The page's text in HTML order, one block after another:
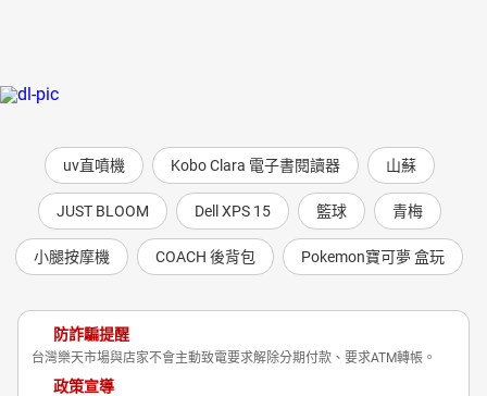
uv直噴機 Kobo Clara 電子書閱讀器 山蘇
JUST BLOOM Dell XPS 15 籃球 青梅
小腿按摩機 COACH 後背包 Pokemon寶可夢 盒玩
防詐騙提醒
台灣樂天市場與店家不會主動致電要求解除分期付款、要求ATM轉帳。
政策宣導